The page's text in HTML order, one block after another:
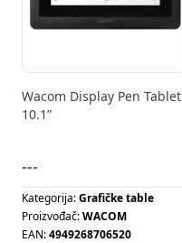
Wacom Display Pen Tablet
10.1”
---
Kategorija:Grafičke table
Proizvođač:WACOM
EAN:4949268706520